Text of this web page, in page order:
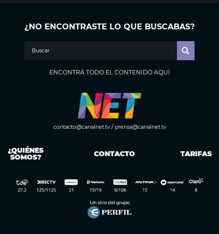
¿NO ENCONTRASTE LO QUE BUSCABAS?
ENCONTRÁ TODO EL CONTENIDO AQUÍ
contacto@canalnet.tv/ prensa@canalnet.tv
¿QUIÉNES
SOMOS? CONTACTO TARIFAS